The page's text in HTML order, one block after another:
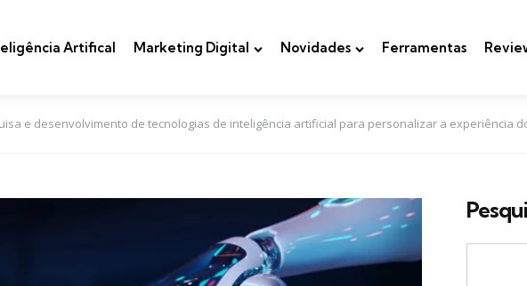
Artifical Marketing Digital Novidades Ferramentas
e desenvolvimento de tecnologias de inteligência artificial para personalizar a experiência